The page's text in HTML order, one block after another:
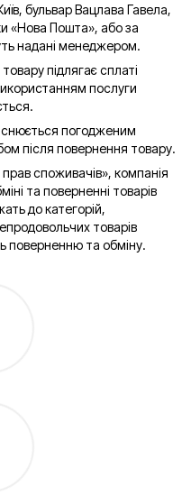
бульвар Вацлава Гавела,
«Нова Пошта», або за
надані менеджером.
підлягає сплаті
послуги
погодженим
після повернення товару.
споживачів», компанія
та поверненні товарів
до категорій,
товарів
поверненню та обміну.